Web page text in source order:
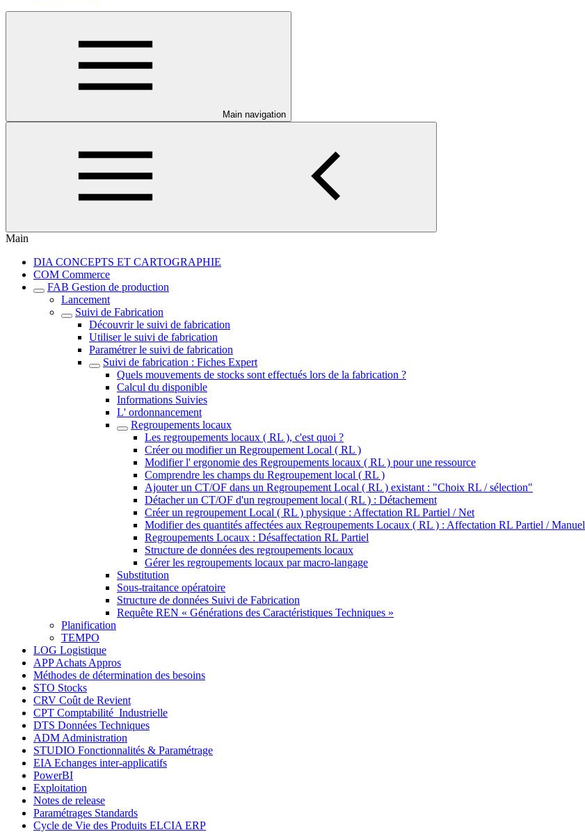
Main navigation
Main
DIA CONCEPTS ET CARTOGRAPHIE
COM Commerce
FAB Gestion de production
Lancement
Suivi de Fabrication
Découvrir le suivi de fabrication
Utiliser le suivi de fabrication
Paramétrer le suivi de fabrication
Suivi de fabrication : Fiches Expert
Quels mouvements de stocks sont effectués lors de la fabrication ?
Calcul du disponible
Informations Suivies
L' ordonnancement
Regroupements locaux
Les regroupements locaux ( RL ), c'est quoi ?
Créer ou modifier un Regroupement Local ( RL )
Modifier l' ergonomie des Regroupements locaux ( RL ) pour une ressource
Comprendre les champs du Regroupement local ( RL )
Ajouter un CT/OF dans un Regroupement Local ( RL ) existant : "Choix RL / sélection"
Détacher un CT/OF d'un regroupement local ( RL ) : Détachement
Créer un regroupement Local ( RL ) physique : Affectation RL Partiel / Net
Modifier des quantités affectées aux Regroupements Locaux ( RL ) : Affectation RL Partiel / Manuel
Regroupements Locaux : Désaffectation RL Partiel
Structure de données des regroupements locaux
Gérer les regroupements locaux par macro-langage
Substitution
Sous-traitance opératoire
Structure de données Suivi de Fabrication
Requête REN « Générations des Caractéristiques Techniques »
Planification
TEMPO
LOG Logistique
APP Achats Appros
Méthodes de détermination des besoins
STO Stocks
CRV Coût de Revient
CPT Comptabilité_Industrielle
DTS Données Techniques
ADM Administration
STUDIO Fonctionnalités & Paramétrage
EIA Echanges inter-applicatifs
PowerBI
Exploitation
Notes de release
Paramétrages Standards
Cycle de Vie des Produits ELCIA ERP